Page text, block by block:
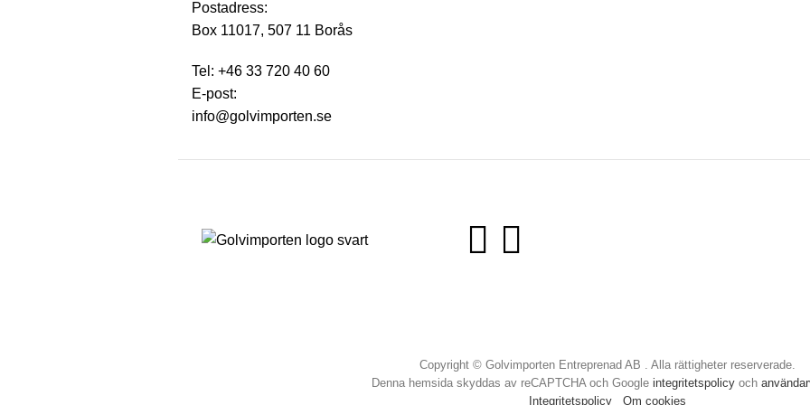
Postadress:
Box 11017, 507 11 Borås
Tel: +46 33 720 40 60
E-post:
info@golvimporten.se
Copyright © Golvimporten Entreprenad AB . Alla rättigheter reserverade.
Denna hemsida skyddas av reCAPTCHA och Googleintegritetspolicy och
Integritetspolicy
Om cookies